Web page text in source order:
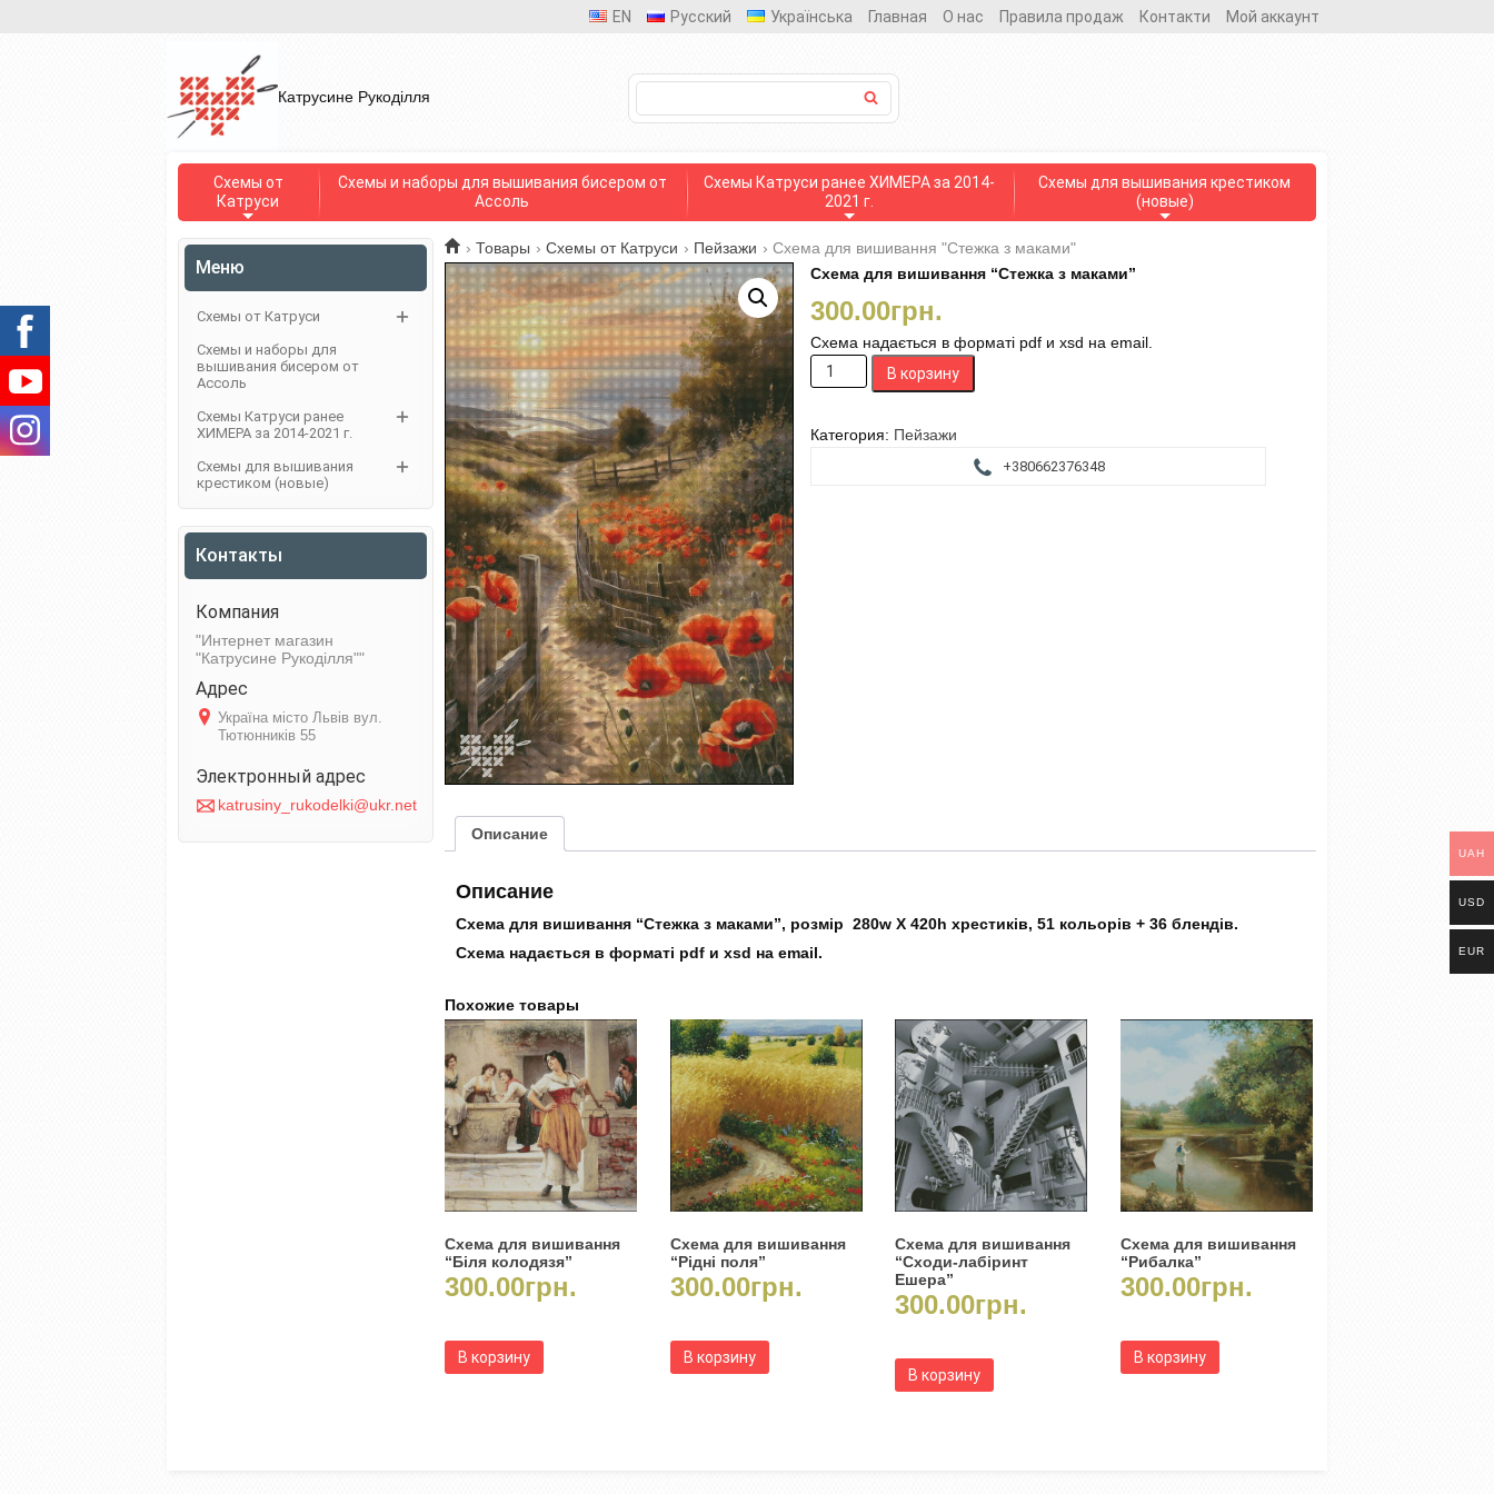
EN Русский Українська Главная О нас Правила продаж Контакти Мой аккаунт
Катрусине Рукоділля
Схемы от
Катруси
Схемы и наборы для вышивания бисером от
Ассоль
Схемы Катруси ранее ХИМЕРА за 2014-
2021 г.
Схемы для вышивания крестиком
(новые)
› Товары › Схемы от Катруси › Пейзажи › Схема для вишивання "Стежка з маками"
Схема для вишивання “Стежка з маками”
300.00грн.
Схема надається в форматі pdf и xsd на email.
Количество
товара
для
В корзину
Категория: Пейзажи
+380662376348
Описание
Описание
Схема для вишивання “Стежка з маками”, розмір 280w X 420h хрестиків, 51 кольорів + 36 блендів.
Схема надається в форматі pdf и xsd на email.
Похожие товары
Схема для вишивання
“Біля колодязя”
300.00грн.
В корзину
Схема для вишивання
“Рідні поля”
300.00грн.
В корзину
Схема для вишивання
“Сходи-лабіринт
Ешера”
300.00грн.
В корзину
Схема для вишивання
“Рибалка”
300.00грн.
В корзину
Меню
Схемы от Катруси
Схемы и наборы для
вышивания бисером от
Ассоль
Схемы Катруси ранее
ХИМЕРА за 2014-2021 г.
Схемы для вышивания
крестиком (новые)
Контакты
Интернет магазин
"Катрусине Рукоділля"
Україна місто Львів вул.
Тютюнників 55
katrusiny_rukodelki@ukr.net
UAH
USD
EUR